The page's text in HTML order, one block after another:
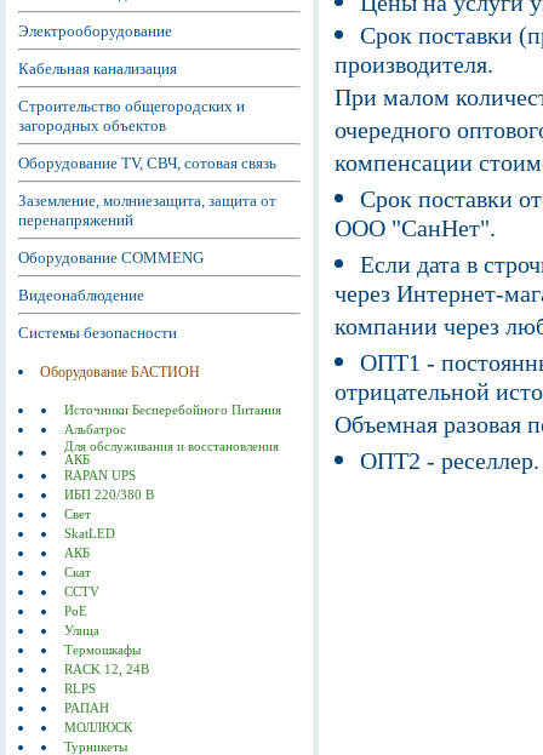
Электрооборудование
Кабельная канализация
Строительство общегородских и
загородных объектов
Оборудование TV, СВЧ, сотовая связь
Заземление, молниезащита, защита от
перенапряжений
Оборудование COMMENG
Видеонаблюдение
Системы безопасности
Оборудование БАСТИОН
Источники Бесперебойного Питания
Альбатрос
Для обслуживания и восстановления
АКБ
RAPAN UPS
ИБП 220/380 В
Свет
SkatLED
АКБ
Скат
CCTV
PoE
Улица
Термошкафы
RACK 12, 24В
RLPS
РАПАН
МОЛЛЮСК
Турникеты
Срок поставки
производителя.
При малом
очередного
компенсации
Срок поставки
ООО "СанНет".
Если дата в
через Интернет-
компании через
ОПТ1 -
отрицательной
Объемная разовая
ОПТ2 -